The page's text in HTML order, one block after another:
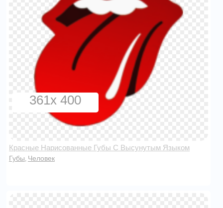
361x 400
Красные Нарисованные Губы С Высунутым Языком
Губы Человек